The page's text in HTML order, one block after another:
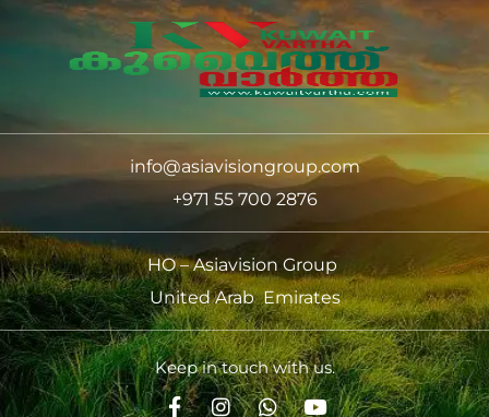
info@asiavisiongroup.com
+971 55 700 2876
HO – Asiavision Group
United Arab Emirates
Keep in touch with us.